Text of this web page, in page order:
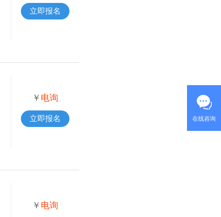
立即报名
￥ 电询
立即报名
￥ 电询
在线咨询